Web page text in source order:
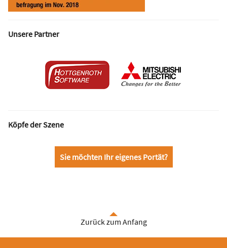
Unsere Partner
Köpfe der Szene
Sie möchten Ihr eigenes Portät?
Zurück zum Anfang